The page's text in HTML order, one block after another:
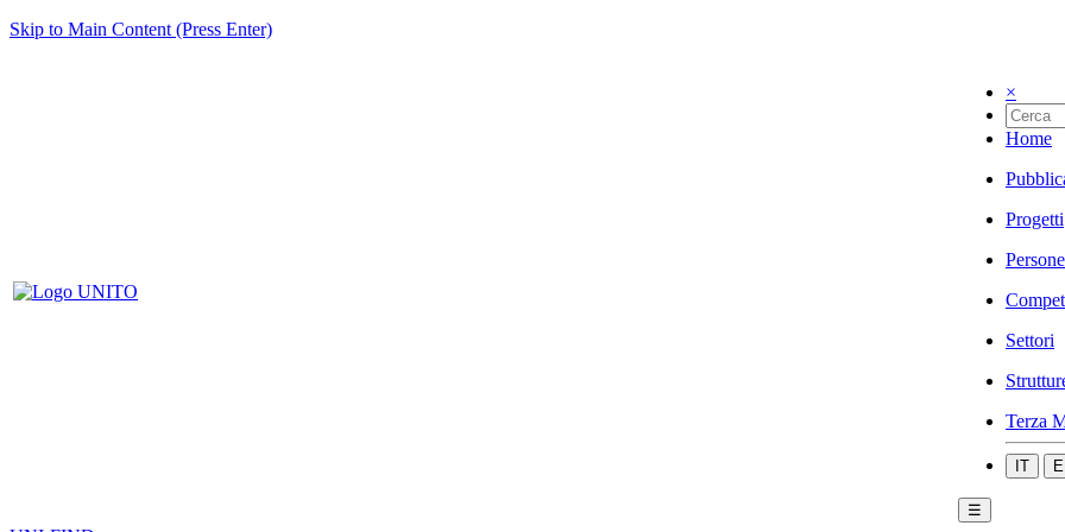
Skip to Main Content (Press Enter)
×
Home
Progetti
Persone
Settori
Terza
IT
☰